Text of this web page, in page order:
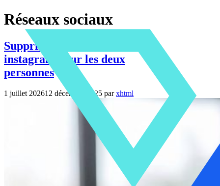
Aller
auRéseaux sociaux
Supprimer une conversation
instagram pour les deux
personnes
1 juillet 202612 décembre 2025 parxhtml